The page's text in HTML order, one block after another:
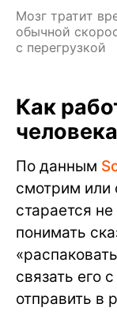
Мозг тратит
обычной
с перегрузкой
Как
человека
По данным
смотрим или
старается
понимать
связать его
отправить в